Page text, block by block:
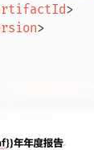
>
>